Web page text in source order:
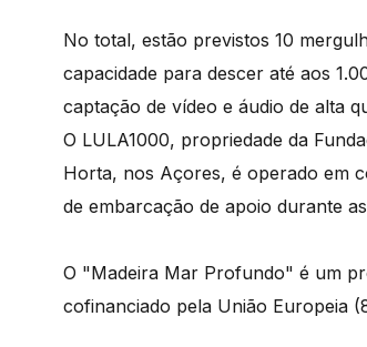
No total, estão previstos 10
capacidade para descer até aos
captação de vídeo e áudio de alta
O LULA1000, propriedade da
Horta, nos Açores, é operado em
de embarcação de apoio durante
O "Madeira Mar Profundo" é um
cofinanciado pela União Europeia